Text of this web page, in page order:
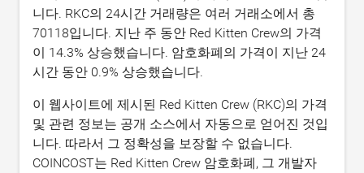
니다. RKC의 24시간 거래량은 여러 거래소에서 총
70118입니다. 지난 주 동안 Red Kitten Crew의 가격
이 14.3% 상승했습니다. 암호화폐의 가격이 지난 24
시간 동안 0.9% 상승했습니다.
이 웹사이트에 제시된 Red Kitten Crew (RKC)의 가격
및 관련 정보는 공개 소스에서 자동으로 얻어진 것입
니다. 따라서 그 정확성을 보장할 수 없습니다.
COINCOST는 Red Kitten Crew 암호화폐, 그 개발자